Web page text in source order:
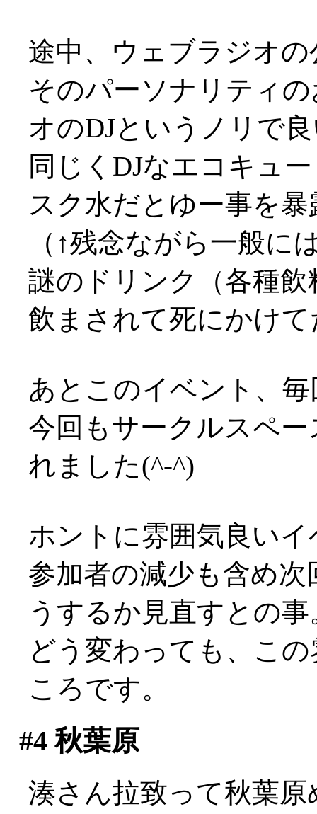
途中、ウェブラジオ
そのパーソナリティ
オのDJというノリで
同じくDJなエコキュ
スク水だとゆー事を
（↑残念ながら一般に
謎のドリンク（各種
飲まされて死にかけ
あとこのイベント、
今回もサークルスペ
れました(^-^)
ホントに雰囲気良い
参加者の減少も含め
うするか見直すとの事
どう変わっても、こ
ころです。
#4秋葉原
湊さん拉致って秋葉原